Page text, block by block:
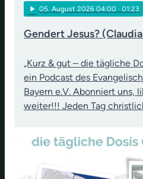
play_arrow 05. August 2026 04:00 · 01:23
Gendert Jesus?
„Kurz & gut – die tägliche
ein Podcast des
Bayern e.V. Abonniert uns,
weiter!!! Jeden Tag